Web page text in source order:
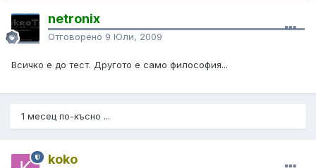
netronix
Отговорено 9 Юли, 2009
Всичко е до тест. Другото е само философия...
1 месец по-късно ...
koko